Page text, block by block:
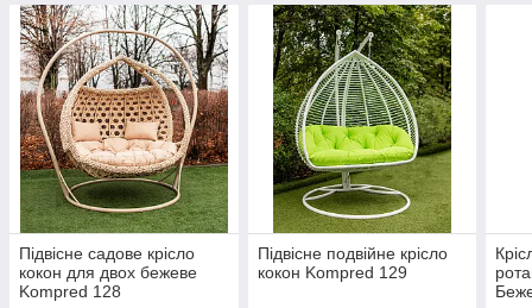
Підвісне садове крісло
кокон для двох бежеве
Kompred 128
Підвісне подвійне крісло
кокон Kompred 129